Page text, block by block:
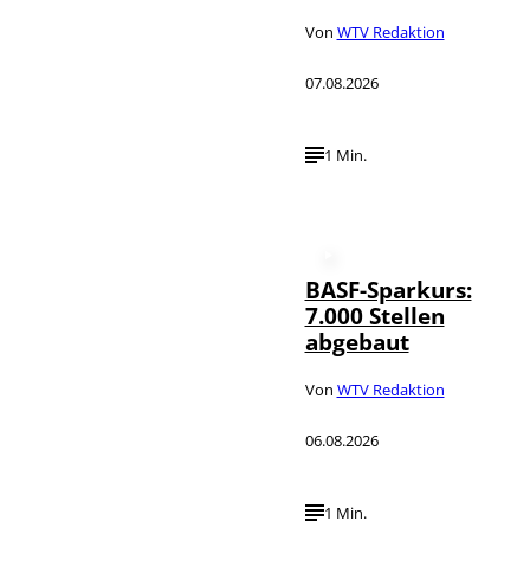
Von WTV Redaktion
07.08.2026
1 Min.
BASF-Sparkurs:
7.000 Stellen
abgebaut
Von WTV Redaktion
06.08.2026
1 Min.